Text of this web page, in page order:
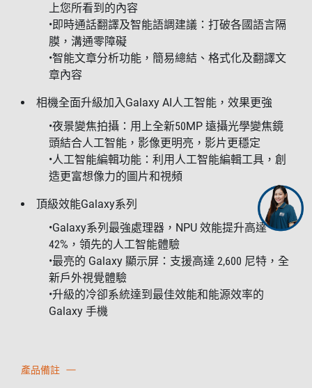
上您所看到的內容
•即時通話翻譯及智能語調建議：打破各國語言隔
膜，溝通零障礙
•智能文章分析功能，簡易總結、格式化及翻譯文
章內容
相機全面升級加入Galaxy AI人工智能，效果更強
•夜景變焦拍攝：用上全新50MP 遠攝光學變焦鏡
頭結合人工智能，影像更明亮，影片更穩定
•人工智能編輯功能：利用人工智能編輯工具，創
造更富想像力的圖片和視頻
頂級效能Galaxy系列
•Galaxy系列最強處理器，NPU 效能提升高達
42%，領先的人工智能體驗
•最亮的 Galaxy 顯示屏：支援高達 2,600 尼特，全
新戶外視覺體驗
•升級的冷卻系統達到最佳效能和能源效率的
Galaxy 手機
產品備註